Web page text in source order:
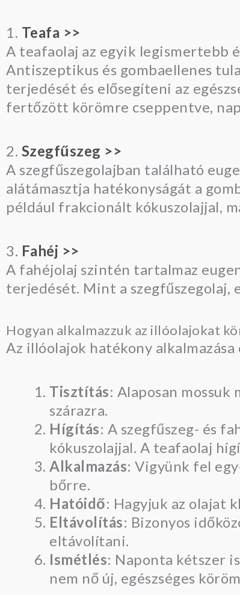
1. Teafa >>
A teafaolaj az egyik legismertebb
Antiszeptikus és gombaellenes
terjedését és elősegíteni az
fertőzött körömre cseppentve,
2. Szegfűszeg >>
A szegfűszegolajban található
alátámasztja hatékonyságát a
például frakcionált kókuszolajjal,
3. Fahéj >>
A fahéjolaj szintén tartalmaz
terjedését. Mint a szegfűszegolaj,
Hogyan alkalmazzuk az illóolajokat
Az illóolajok hatékony
Tisztítás: Alaposan
szárazra.
Hígítás: A szegfűszeg- és
kókuszolajjal. A teafaolaj
Alkalmazás: Vigyünk fel
bőrre.
Hatóidő: Hagyjuk az olajat
Eltávolítás: Bizonyos
eltávolítani.
Ismétlés: Naponta kétszer
nem nő új, egészséges